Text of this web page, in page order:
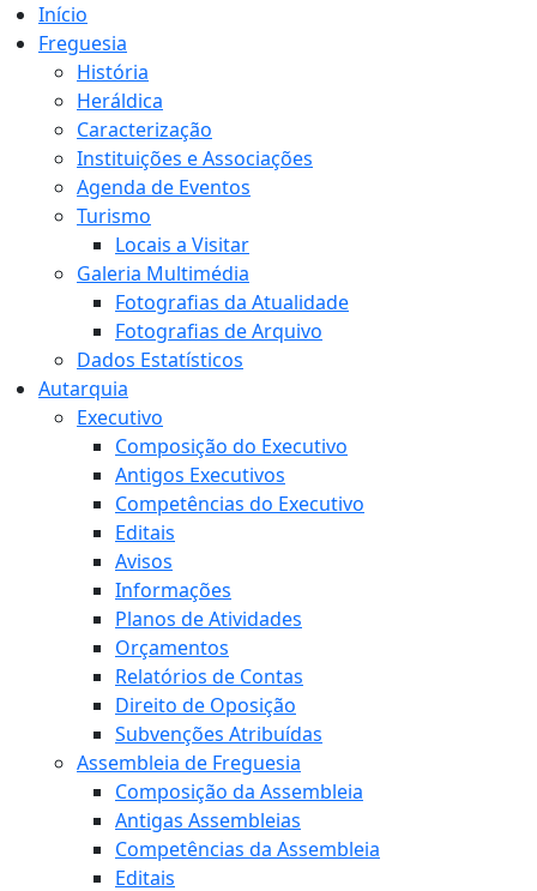
Início
Freguesia
História
Heráldica
Caracterização
Instituições e Associações
Agenda de Eventos
Turismo
Locais a Visitar
Galeria Multimédia
Fotografias da Atualidade
Fotografias de Arquivo
Dados Estatísticos
Autarquia
Executivo
Composição do Executivo
Antigos Executivos
Competências do Executivo
Editais
Avisos
Informações
Planos de Atividades
Orçamentos
Relatórios de Contas
Direito de Oposição
Subvenções Atribuídas
Assembleia de Freguesia
Composição da Assembleia
Antigas Assembleias
Competências da Assembleia
Editais